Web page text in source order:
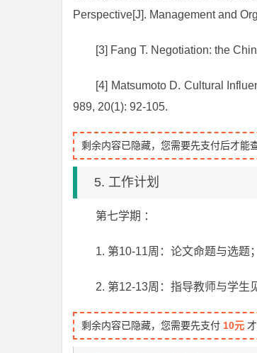
Perspective[J]. Management and
[3] Fang T. Negotiation: the
[4] Matsumoto D. Cultural
989, 20(1): 92-105.
剩余内容已隐藏，您需要先支付后才能
5. 工作计划
第七学期 ：
1. 第10-11周：论文命题与选题
2. 第12-13周：指导教师与学生
剩余内容已隐藏，您需要先支付 10元